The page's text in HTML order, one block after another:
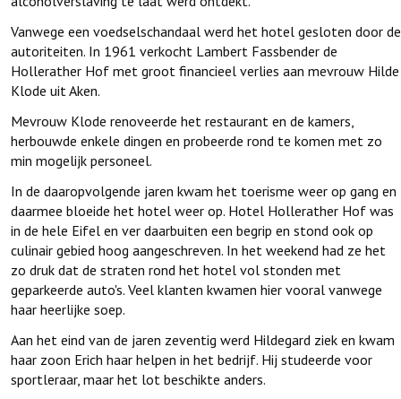
Vanwege een voedselschandaal werd het hotel gesloten door de
autoriteiten. In 1961 verkocht Lambert Fassbender de
Hollerather Hof met groot financieel verlies aan mevrouw Hilde
Klode uit Aken.
Mevrouw Klode renoveerde het restaurant en de kamers,
herbouwde enkele dingen en probeerde rond te komen met zo
min mogelijk personeel.
In de daaropvolgende jaren kwam het toerisme weer op gang en
daarmee bloeide het hotel weer op. Hotel Hollerather Hof was
in de hele Eifel en ver daarbuiten een begrip en stond ook op
culinair gebied hoog aangeschreven. In het weekend had ze het
zo druk dat de straten rond het hotel vol stonden met
geparkeerde auto's. Veel klanten kwamen hier vooral vanwege
haar heerlijke soep.
Aan het eind van de jaren zeventig werd Hildegard ziek en kwam
haar zoon Erich haar helpen in het bedrijf. Hij studeerde voor
sportleraar, maar het lot beschikte anders.